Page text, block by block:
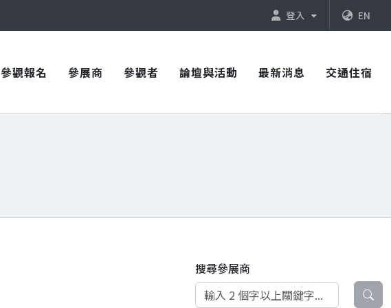
登入 EN
參觀報名 參展商 參觀者 論壇與活動 最新消息 交通住宿
搜尋參展商